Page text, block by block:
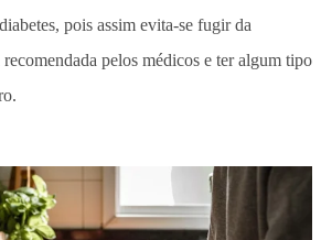
pois assim evita-se fugir da
pelos médicos e ter algum tipo